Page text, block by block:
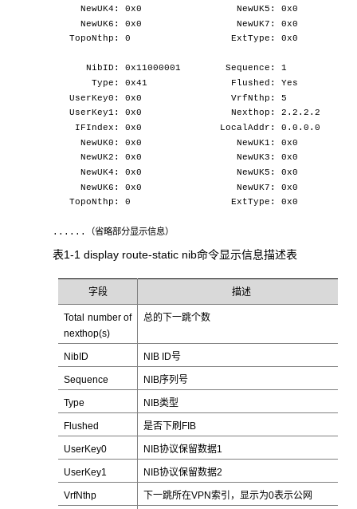
NewUK4: 0x0 NewUK5: 0x0
NewUK6: 0x0 NewUK7: 0x0
TopoNthp: 0 ExtType: 0x0
NibID: 0x11000001 Sequence: 1
Type: 0x41 Flushed: Yes
UserKey0: 0x0 VrfNthp: 5
UserKey1: 0x0 Nexthop: 2.2.2.2
IFIndex: 0x0 LocalAddr: 0.0.0.0
NewUK0: 0x0 NewUK1: 0x0
NewUK2: 0x0 NewUK3: 0x0
NewUK4: 0x0 NewUK5: 0x0
NewUK6: 0x0 NewUK7: 0x0
TopoNthp: 0 ExtType: 0x0
......（省略部分显示信息）
表1-1 display route-static nib命令显示信息描述表
字段 描述
Total number of
nexthop(s)
总的下一跳个数
NibID NIB ID号
Sequence NIB序列号
Type NIB类型
Flushed 是否下刷FIB
UserKey0 NIB协议保留数据1
UserKey1 NIB协议保留数据2
VrfNthp 下一跳所在VPN索引，显示为0表示公网